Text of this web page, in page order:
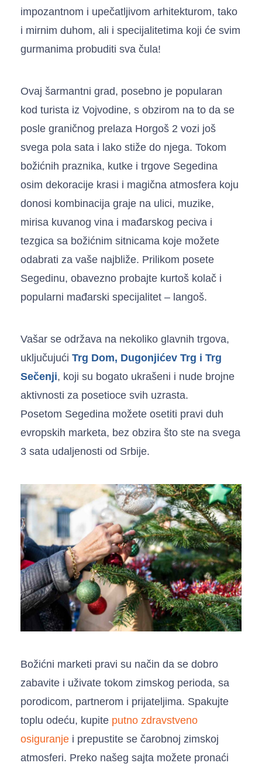
impozantnom i upečatljivom arhitekturom, tako
i mirnim duhom, ali i specijalitetima koji će svim
gurmanima probuditi sva čula!
Ovaj šarmantni grad, posebno je popularan
kod turista iz Vojvodine, s obzirom na to da se
posle graničnog prelaza Horgoš 2 vozi još
svega pola sata i lako stiže do njega. Tokom
božićnih praznika, kutke i trgove Segedina
osim dekoracije krasi i magična atmosfera koju
donosi kombinacija graje na ulici, muzike,
mirisa kuvanog vina i mađarskog peciva i
tezgica sa božićnim sitnicama koje možete
odabrati za vaše najbliže. Prilikom posete
Segedinu, obavezno probajte kurtoš kolač i
popularni mađarski specijalitet – langoš.
Vašar se održava na nekoliko glavnih trgova,
uključujući Trg Dom, Dugonjićev Trg i Trg
Sečenji, koji su bogato ukrašeni i nude brojne
aktivnosti za posetioce svih uzrasta.
Posetom Segedina možete osetiti pravi duh
evropskih marketa, bez obzira što ste na svega
3 sata udaljenosti od Srbije.
Božićni marketi pravi su način da se dobro
zabavite i uživate tokom zimskog perioda, sa
porodicom, partnerom i prijateljima. Spakujte
toplu odeću, kupite putno zdravstveno
osiguranje i prepustite se čarobnoj zimskoj
atmosferi. Preko našeg sajta možete pronaći